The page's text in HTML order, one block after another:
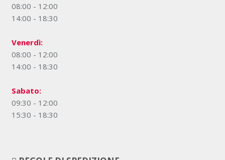
08:00 - 12:00
14:00 - 18:30
Venerdì:
08:00 - 12:00
14:00 - 18:30
Sabato:
09:30 - 12:00
15:30 - 18:30